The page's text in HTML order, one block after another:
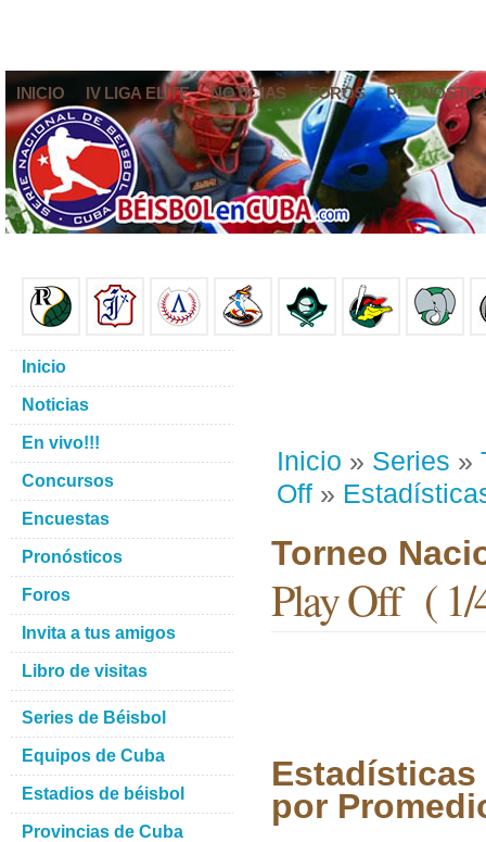
INICIO IV LIGA ELITE NOTICIAS FOROS
Inicio » Series »
Off »
Torneo
Play Off ( 1/
Estadísticas
por
Inicio
Noticias
En vivo!!!
Concursos
Encuestas
Pronósticos
Foros
Invita a tus amigos
Libro de visitas
Series de Béisbol
Equipos de Cuba
Estadios de béisbol
Provincias de Cuba